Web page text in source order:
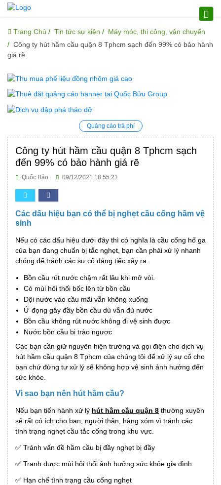
Trang Chủ Tin tức sự kiện
Máy móc, thi công, vận chuyển
Công ty hút hầm cầu quận 8 Tphcm sạch đến 99% có bảo hành
giá rẽ
Quảng cáo trả phí
Công ty hút hầm cầu quận 8 Tphcm sạch
đến 99% có bảo hành giá rẽ
Quốc Bảo 09/12/2021 18:55:21
Các dấu hiệu bạn có thể bị nghẹt cầu cống hầm vệ
sinh
Nếu có các dấu hiệu dưới đây thì có nghĩa là cầu cống hố ga
của bạn đang chuẩn bị tắc nghẹt, bạn cần phải xử lý nhanh
chóng để tránh các sự cố đáng tiếc xãy ra.
Bồn cầu rút nước chậm rất lâu khi mở vòi.
Có mùi hôi thối bốc lên từ bồn cầu
Dội nước vào cầu mãi vẫn không xuống
Ứ đọng gây đầy bồn cầu dù vẫn đủ nước
Bồn cầu không rút nước không đi vệ sinh được
Nước bồn cầu bị trào ngược
Các bạn cần giữ nguyên hiện trường và gọi điện cho dịch vụ
hút hầm cầu quận 8 Tphcm của chúng tôi để xử lý sự cố cho
bạn chứ đừng tự xử lý sẽ không hợp vệ sinh ảnh hưởng đến
sức khỏe.
Vì sao bạn nên hút hầm cầu?
Nếu bạn tiến hành xử lý hút hầm cầu quận 8 thường xuyên
sẽ rất có ích cho bạn, người thân, hàng xóm vì tránh các
tình trạng nghẹt cầu tắc cống trong khu vực.
✅ Tránh vấn đề hầm cầu bị đầy nghẹt bị đầy
✅ Tranh được mùi hôi thối ảnh hưởng sức khỏe gia đình
✅ Hạn chế tình trạng cầu cống nghẹt